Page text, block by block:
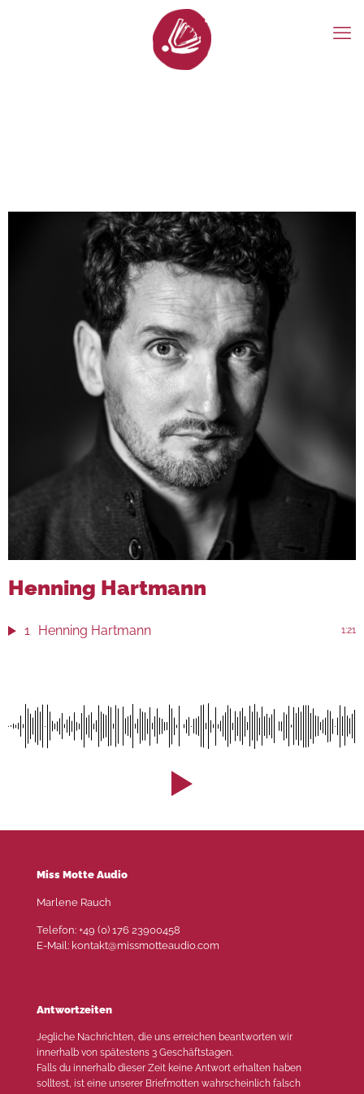
Henning Hartmann
1 Henning Hartmann 1:21
Miss Motte Audio
Marlene Rauch
Telefon: +49 (0) 176 23900458
E-Mail: kontakt@missmotteaudio.com
Antwortzeiten
Jegliche Nachrichten, die uns erreichen beantworten wir
innerhalb von spätestens 3 Geschäftstagen.
Falls du innerhalb dieser Zeit keine Antwort erhalten haben
solltest, ist eine unserer Briefmotten wahrscheinlich falsch